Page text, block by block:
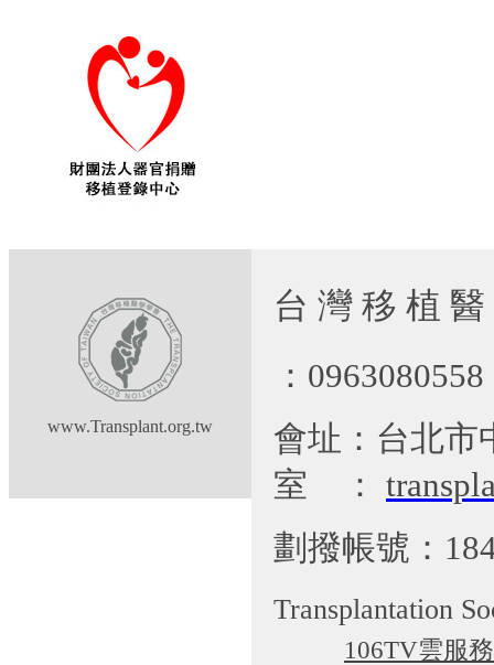
www.Transplant.org.tw
台 灣 移 植
：
會址：台北市
室
：
劃撥帳號：
Transplantation
106TV雲服務